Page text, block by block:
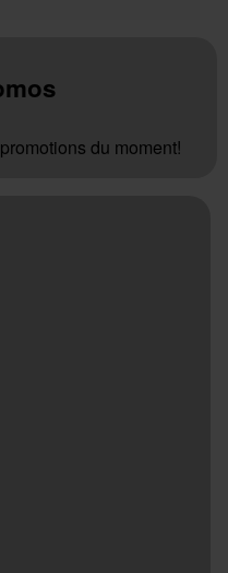
du moment!